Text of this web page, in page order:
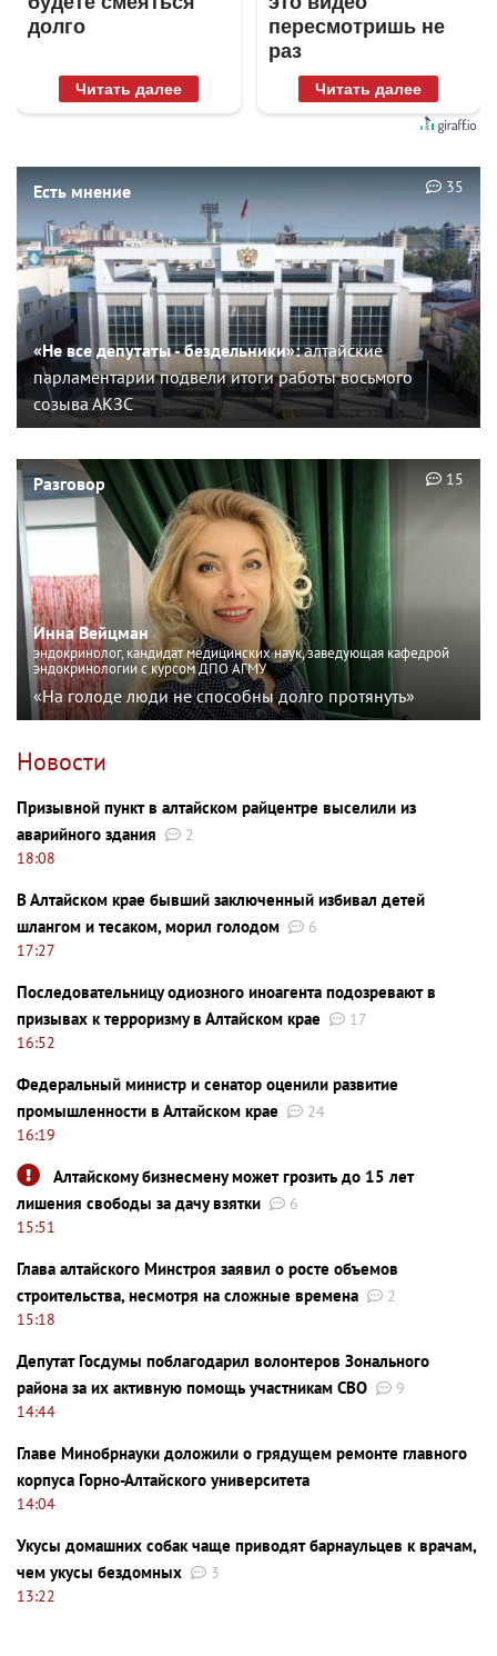
долго
Читать далее
пересмотришь не
раз
Читать далее
Есть мнение
«Не все депутаты - бездельники»:алтайские
парламентарии подвели итоги работы восьмого
созыва АКЗС
35
Разговор
Инна Вейцман
эндокринолог, кандидат медицинских наук, заведующая кафедрой
эндокринологии с курсом ДПО АГМУ
«На голоде люди не способны долго протянуть»
15
Новости
Призывной пункт в алтайском райцентре выселили из
аварийного здания
2
18:08
В Алтайском крае бывший заключенный избивал детей
шлангом и тесаком, морил голодом
6
17:27
Последовательницу одиозного иноагента подозревают в
призывах к терроризму в Алтайском крае
17
16:52
Федеральный министр и сенатор оценили развитие
промышленности в Алтайском крае
24
16:19
Алтайскому бизнесмену может грозить до 15 лет
лишения свободы за дачу взятки
6
15:51
Глава алтайского Минстроя заявил о росте объемов
строительства, несмотря на сложные времена
2
15:18
Депутат Госдумы поблагодарил волонтеров Зонального
района за их активную помощь участникам СВО
9
14:44
Главе Минобрнауки доложили о грядущем ремонте главного
корпуса Горно-Алтайского университета
14:04
Укусы домашних собак чаще приводят барнаульцев к врачам,
чем укусы бездомных
3
13:22